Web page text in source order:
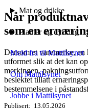
Mat og drikke
Planter og dyrking
Meld fra til Mattilsynet
Om Mattilsynet
Jobbe i Mattilsynet
Når
som en
Dersom et varemerke, en
utformet slik at det kan
merkingen,
beslektet tillatt
bestemmelsene i
Publisert 13.05.2026